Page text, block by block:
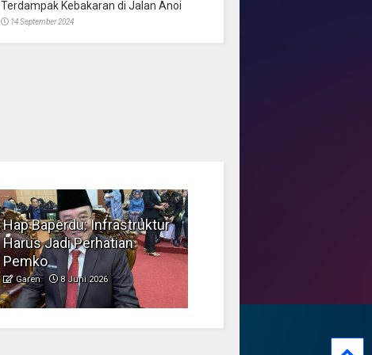
Terdampak Kebakaran di Jalan Anoi
14 September 2024
Hap Baperdu: Infrastruktur
Harus Jadi Perhatian
Pemko
Garen 8 Juni 2026